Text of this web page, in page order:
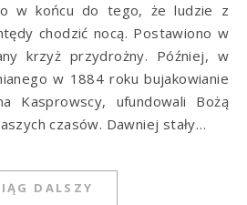
w końcu do tego, że ludzie z
chodzić nocą. Postawiono w
krzyż przydrożny. Później, w
w 1884 roku bujakowianie
Kasprowscy, ufundowali Bożą
czasów. Dawniej stały…
DALSZY